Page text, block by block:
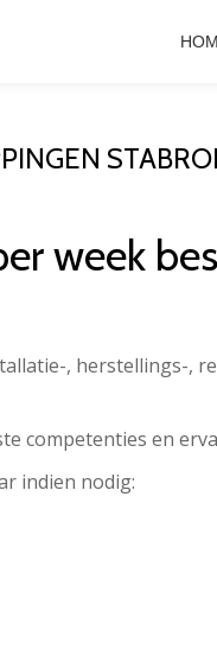
week
, herstellings-,
competenties en
indien nodig: